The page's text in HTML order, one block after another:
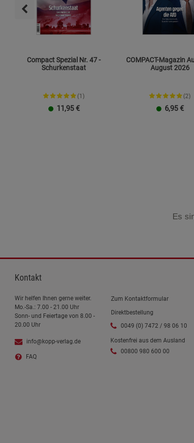
Compact Spezial Nr. 47 -
Schurkenstaat
(1)
11,95 €
COMPACT-Magazin
August 2026
(2)
6,95 €
Es
Kontakt
Wir helfen Ihnen gerne weiter.
Mo.-Sa.: 7.00 - 21.00 Uhr
Sonn- und Feiertage von 8.00 -
20.00 Uhr
info@kopp-verlag.de
FAQ
Zum Kontaktformular
Direktbestellung
0049 (0) 7472 / 98 06 10
Kostenfrei aus dem Ausland
00800 980 600 00